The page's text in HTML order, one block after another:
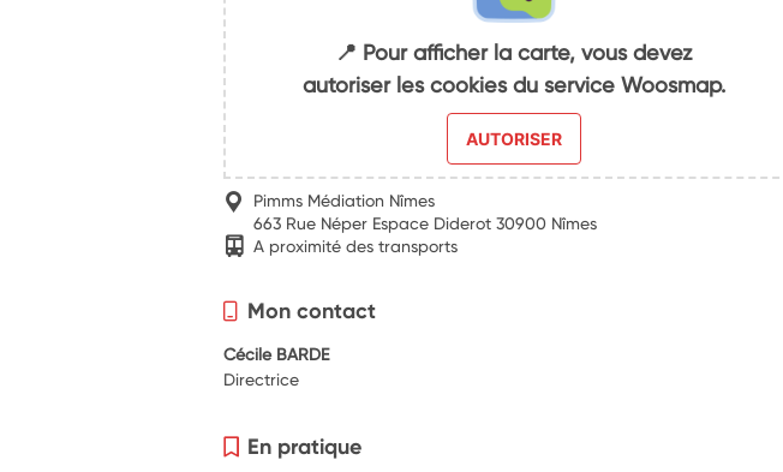
📍 Pour afficher la carte, vous devez
autoriser les cookies du service Woosmap.
AUTORISER
Pimms Médiation Nîmes
663 Rue Néper Espace Diderot 30900 Nîmes
A proximité des transports
Mon contact
Cécile BARDE
Directrice
En pratique